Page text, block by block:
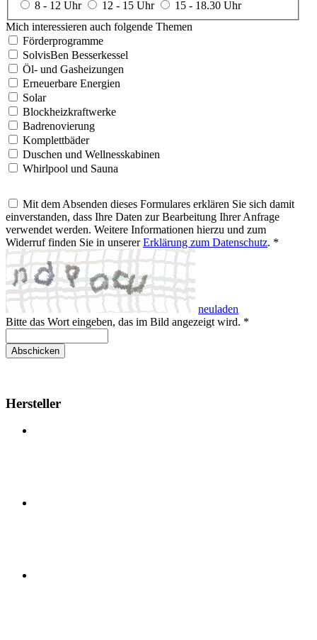
8 - 12 Uhr 12 - 15 Uhr
15 - 18.30 Uhr
Mich interessieren auch folgende Themen
Förderprogramme
SolvisBen Besserkessel
Öl- und Gasheizungen
Erneuerbare Energien
Solar
Blockheizkraftwerke
Badrenovierung
Komplettbäder
Duschen und Wellnesskabinen
Whirlpool und Sauna
Mit dem Absenden dieses Formulares erklären Sie sich damit
einverstanden, dass Ihre Daten zur Bearbeitung Ihrer Anfrage
verwendet werden. Weitere Informationen hierzu und zum
Widerruf finden Sie in unsererErklärung zum Datenschutz. *
neuladen
Bitte das Wort eingeben, das im Bild angezeigt wird. *
Abschicken
Hersteller